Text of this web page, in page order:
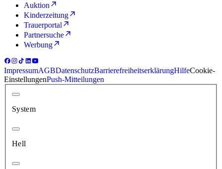
Auktion
Kinderzeitung
Trauerportal
Partnersuche
Werbung
ImpressumAGBDatenschutzBarrierefreiheitserklärungHilfeCookie-
EinstellungenPush-Mitteilungen
System
Hell